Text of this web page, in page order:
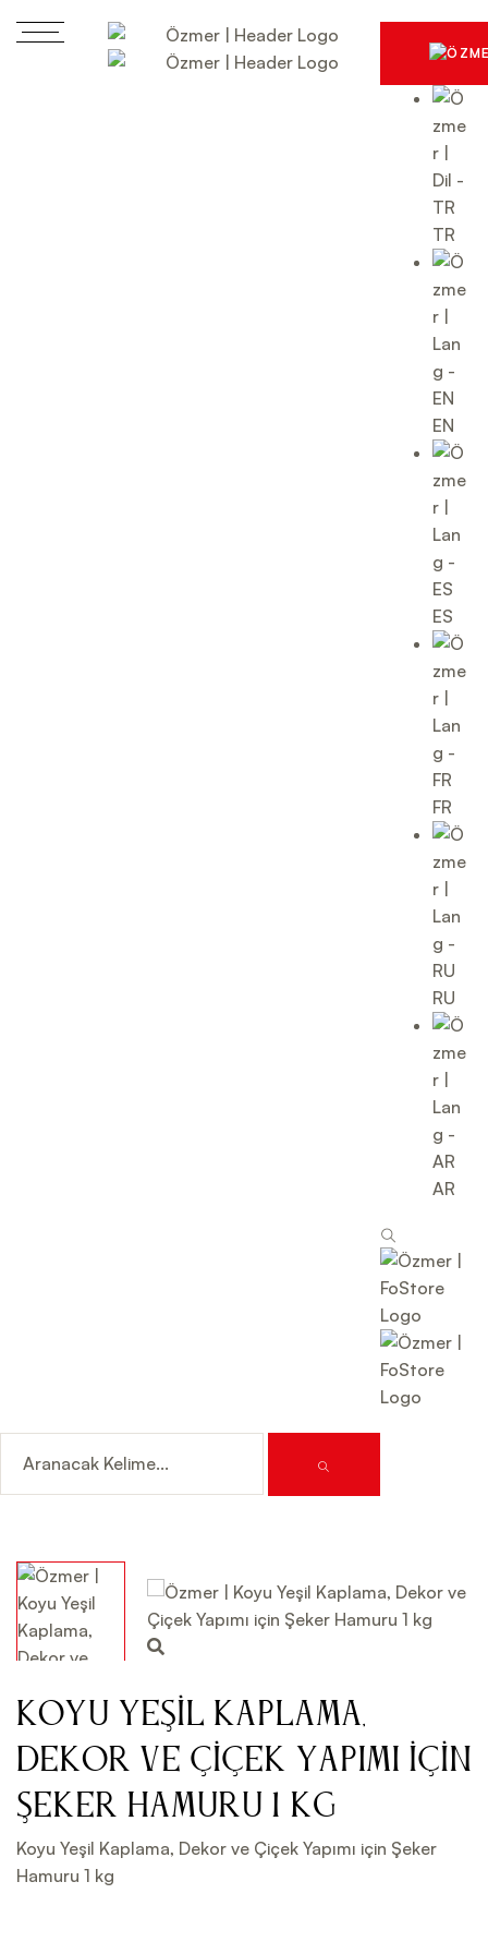
TR
EN
ES
FR
RU
AR
Koyu Yeşil Kaplama,
Dekor ve Çiçek Yapımı için
Şeker Hamuru 1 kg
Koyu Yeşil Kaplama, Dekor ve Çiçek Yapımı için Şeker
Hamuru 1 kg